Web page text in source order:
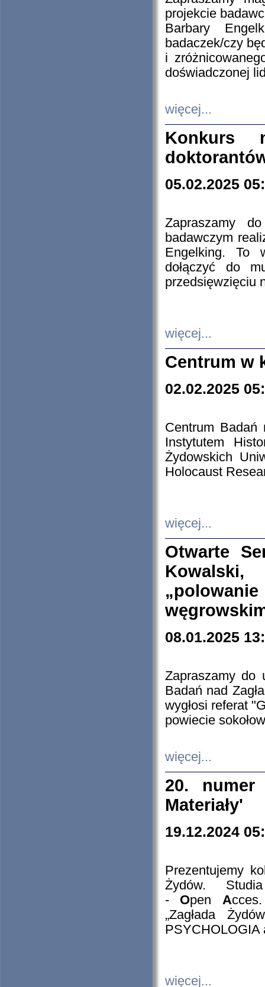
projekcie
Barbary
badaczek/czy
i
doświadczonej
więcej...
Konkurs
05.02.2025
Zapraszamy
badawczym
Engelking. To
dołączyć do
przedsięwzięciu
więcej...
Centrum w
02.02.2025
Centrum Badań
Instytutem
Żydowskich
Holocaust
więcej...
Otwarte
08.01.2025
Zapraszamy do
Badań nad
wygłosi referat
powiecie
więcej...
20. numer
Materiały'
19.12.2024
Prezentujemy
Żydów.
- Open A
„Zagłada
PSYCHOLOGIA
więcej...